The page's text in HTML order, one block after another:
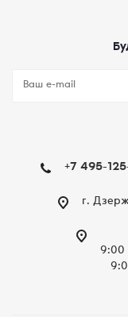
+7 495-
г.
9:00